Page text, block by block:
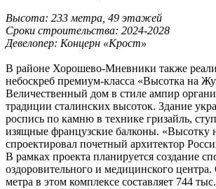
Высота: 233 метра, 49 этажей
Сроки строительства: 2024-2028
Девелопер: Концерн «Крост»
В районе Хорошево-Мневники также
небоскреб премиум-класса «Высотка на
Величественный дом в стиле ампир
традиции сталинских высоток. Здание
роспись по камню в технике гризайль,
изящные французские балконы. «Высотку
спроектировал почетный архитектор
В рамках проекта планируется создание
оздоровительного и медицинского центра.
метра в этом комплексе составляет 744